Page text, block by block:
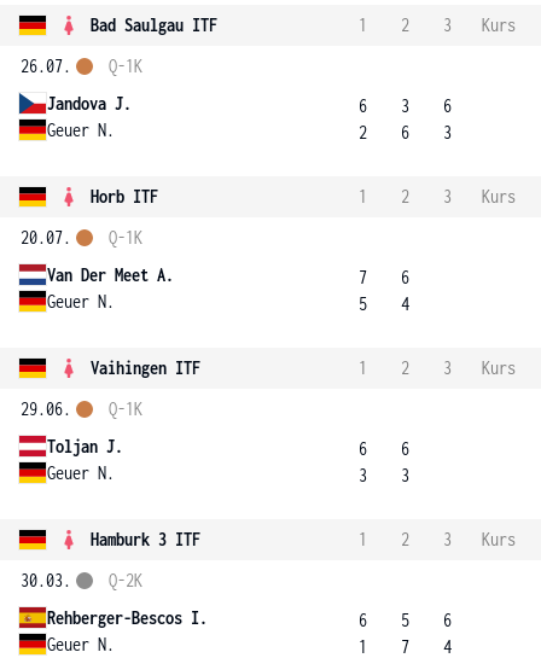
Bad Saulgau ITF 1 2 3
Kurs
26.07.
Jandova J.
Geuer N.
Q-1K
6
2
3
6
6
3
Horb ITF 1 2 3
Kurs
20.07.
Van Der Meet A.
Geuer N.
Q-1K
7
5
6
4
Vaihingen ITF 1 2 3
Kurs
29.06.
Toljan J.
Geuer N.
Q-1K
6
3
6
3
Hamburk 3 ITF 1 2 3
Kurs
30.03.
Rehberger-Bescos I.
Geuer N.
Q-2K
6
1
5
7
6
4